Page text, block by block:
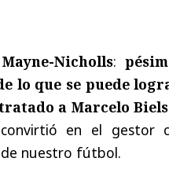
Nicholls:
lo que se puede
a Marcelo
en el gestor
de nuestro fútbol.